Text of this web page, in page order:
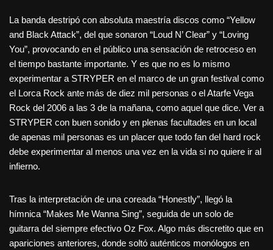
La banda destripó con absoluta maestría discos como “Yellow
and Black Attack”, del que sonaron “Loud N’ Clear” y “Loving
You”, provocando en el público una sensación de retroceso en
el tiempo bastante importante. Y es que no es lo mismo
experimentar a STRYPER en el marco de un gran festival como
el Lorca Rock ante más de diez mil personas o el Atarfe Vega
Rock del 2006 a las 3 de la mañana, como aquel que dice. Ver a
STRYPER con buen sonido y en plenas facultades en un local
de apenas mil personas es un placer que todo fan del hard rock
debe experimentar al menos una vez en la vida si no quiere ir al
infierno.
Tras la interpretación de una coreada “Honestly”, llegó la
hímnica “Makes Me Wanna Sing”, seguida de un solo de
guitarra del siempre efectivo Oz Fox. Algo más discretito que en
apariciones anteriores, donde soltó auténticos monólogos en